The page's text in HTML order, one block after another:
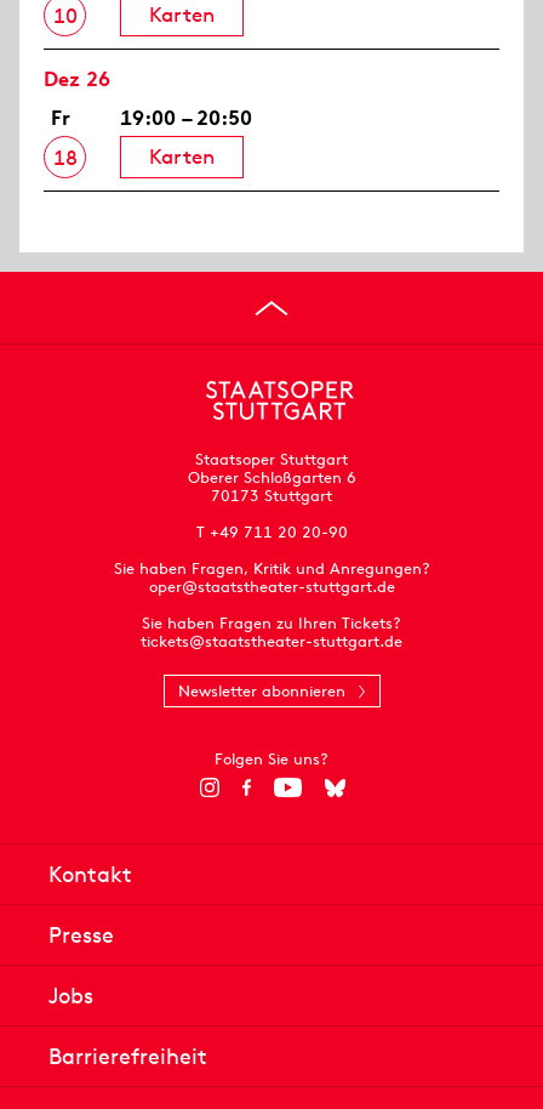
10
Karten
Dez 26
Fr
18
19:00 – 20:50
Karten
Staatsoper Stuttgart
Oberer Schloßgarten 6
70173 Stuttgart
T +49 711 20 20-90
Sie haben Fragen, Kritik und Anregungen?
oper@staatstheater-stuttgart.de
Sie haben Fragen zu Ihren Tickets?
tickets@staatstheater-stuttgart.de
Newsletter abonnieren
Folgen Sie uns?
Kontakt
Presse
Jobs
Barrierefreiheit